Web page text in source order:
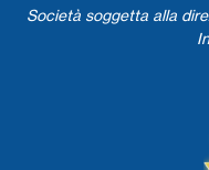
Società soggetta alla